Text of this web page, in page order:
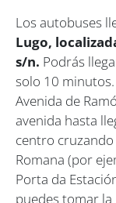
Los autobuses
Lugo,
s/n. Podrás
solo 10 minutos.
Avenida de
avenida hasta
centro
Romana (por
Porta da
puedes tomar